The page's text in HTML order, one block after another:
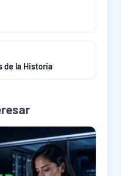
de la Historia